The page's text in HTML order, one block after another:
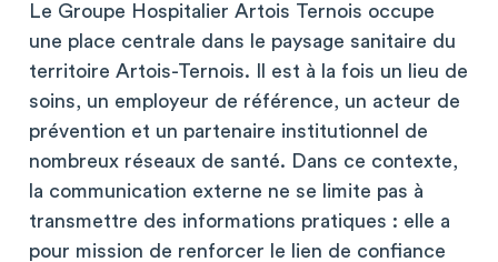
Le Groupe Hospitalier Artois Ternois occupe
une place centrale dans le paysage sanitaire du
territoire Artois-Ternois. Il est à la fois un lieu de
soins, un employeur de référence, un acteur de
prévention et un partenaire institutionnel de
nombreux réseaux de santé. Dans ce contexte,
la communication externe ne se limite pas à
transmettre des informations pratiques : elle a
pour mission de renforcer le lien de confiance